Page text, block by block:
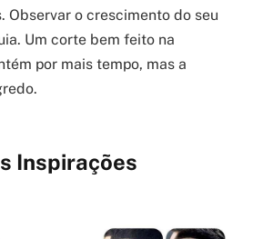
Observar o crescimento do seu
Um corte bem feito na
por mais tempo, mas a
Inspirações